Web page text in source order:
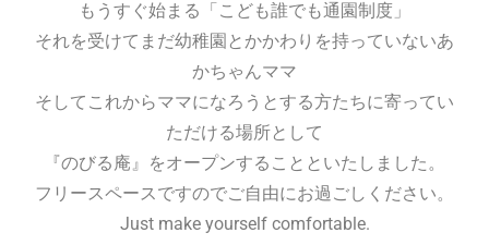
もうすぐ始まる「こども誰でも通園制度」
それを受けてまだ幼稚園とかかわりを持っていないあ
かちゃんママ
そしてこれからママになろうとする方たちに寄ってい
ただける場所として
『のびる庵』をオープンすることといたしました。
フリースペースですのでご自由にお過ごしください。
Just make yourself comfortable.